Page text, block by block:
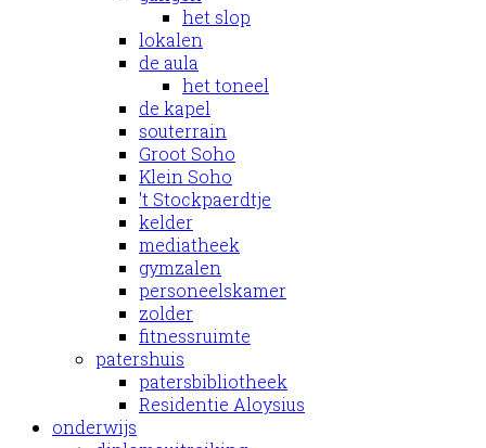
het slop
lokalen
de aula
het toneel
de kapel
souterrain
Groot Soho
Klein Soho
't Stockpaerdtje
kelder
mediatheek
gymzalen
personeelskamer
zolder
fitnessruimte
patershuis
patersbibliotheek
Residentie Aloysius
onderwijs